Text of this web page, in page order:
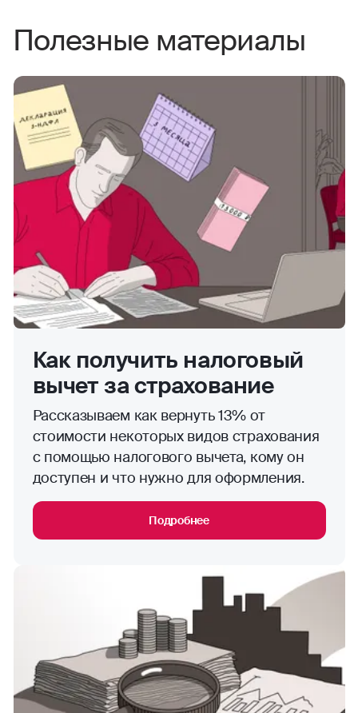
Полезные материалы
Как получить налоговый
вычет за страхование
Рассказываем как вернуть 13% от
стоимости некоторых видов страхования
с помощью налогового вычета, кому он
доступен и что нужно для оформления.
Подробнее